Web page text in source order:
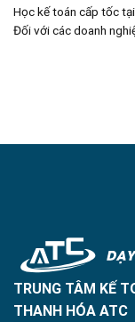
Học kế toán cấp tốc
Đối với các doanh
TRUNG TÂM KẾ
THANH HÓA ATC